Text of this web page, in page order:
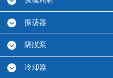
振荡器
隔膜泵
冷却器